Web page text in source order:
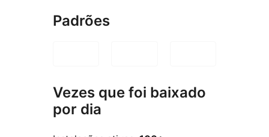
Padrões
Vezes que foi baixado
por dia